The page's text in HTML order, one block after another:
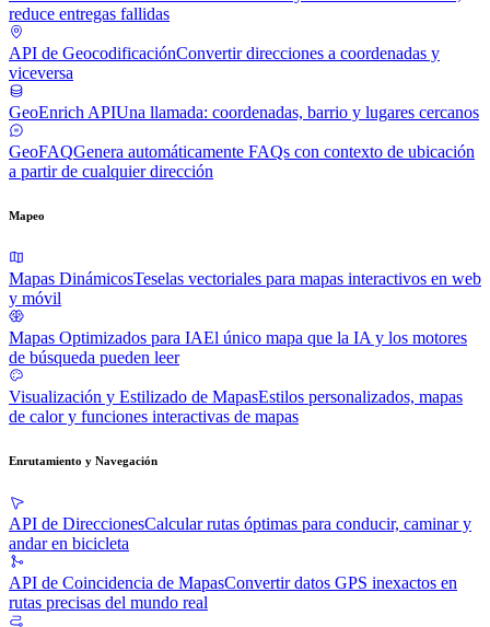
reduce entregas fallidas
API de GeocodificaciónConvertir direcciones a coordenadas y
viceversa
GeoEnrich APIUna llamada: coordenadas, barrio y lugares cercanos
GeoFAQGenera automáticamente FAQs con contexto de ubicación
a partir de cualquier dirección
Mapeo
Mapas DinámicosTeselas vectoriales para mapas interactivos en web
y móvil
Mapas Optimizados para IAEl único mapa que la IA y los motores
de búsqueda pueden leer
Visualización y Estilizado de MapasEstilos personalizados, mapas
de calor y funciones interactivas de mapas
Enrutamiento y Navegación
API de DireccionesCalcular rutas óptimas para conducir, caminar y
andar en bicicleta
API de Coincidencia de MapasConvertir datos GPS inexactos en
rutas precisas del mundo real